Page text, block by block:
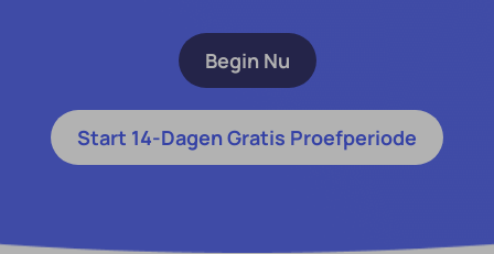
Begin Nu
Start 14-Dagen Gratis Proefperiode